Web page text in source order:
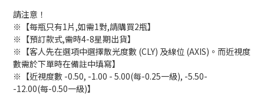
請注意！
※【每瓶只有1片,如需1對,請購買2瓶】
※【預訂款式,需時4-8星期出貨】
※【客人先在選項中選擇散光度數 (CLY) 及線位 (AXIS)。而近視度
數需於下單時在備註中填寫】
※【近視度數 -0.50, -1.00 - 5.00(每-0.25一級), -5.50-
-12.00(每-0.50一級)】